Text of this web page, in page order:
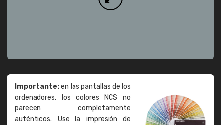
Importante:en las pantallas de los
ordenadores, los colores NCS no
parecen completamente
auténticos. Use la impresión de